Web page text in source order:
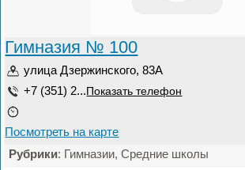
Гимназия № 100
улица Дзержинского, 83А
+7 (351) 2... Показать телефон
Посмотреть на карте
Рубрики: Гимназии, Средние школы